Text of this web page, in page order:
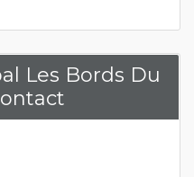
Les Bords Du